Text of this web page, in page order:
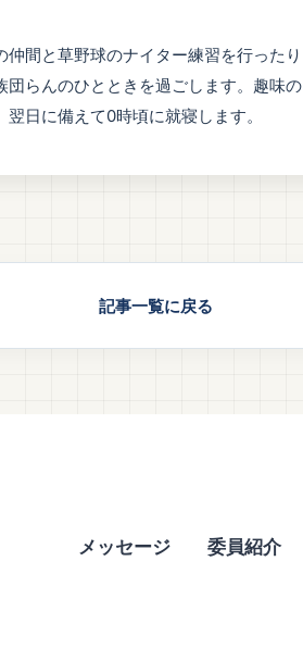
間と草野球のナイター練習を行ったり
団らんのひとときを過ごします。趣味の
日に備えて0時頃に就寝します。
記事一覧に戻る
メッセージ 委員紹介